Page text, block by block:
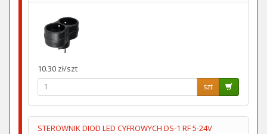
10.30 zł/szt
szt
STEROWNIK DIOD LED CYFROWYCH DS-1 RF 5-24V